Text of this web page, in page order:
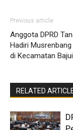
Previous article
Anggota DPRD
Hadiri Musrenbang
di Kecamatan
RELATED